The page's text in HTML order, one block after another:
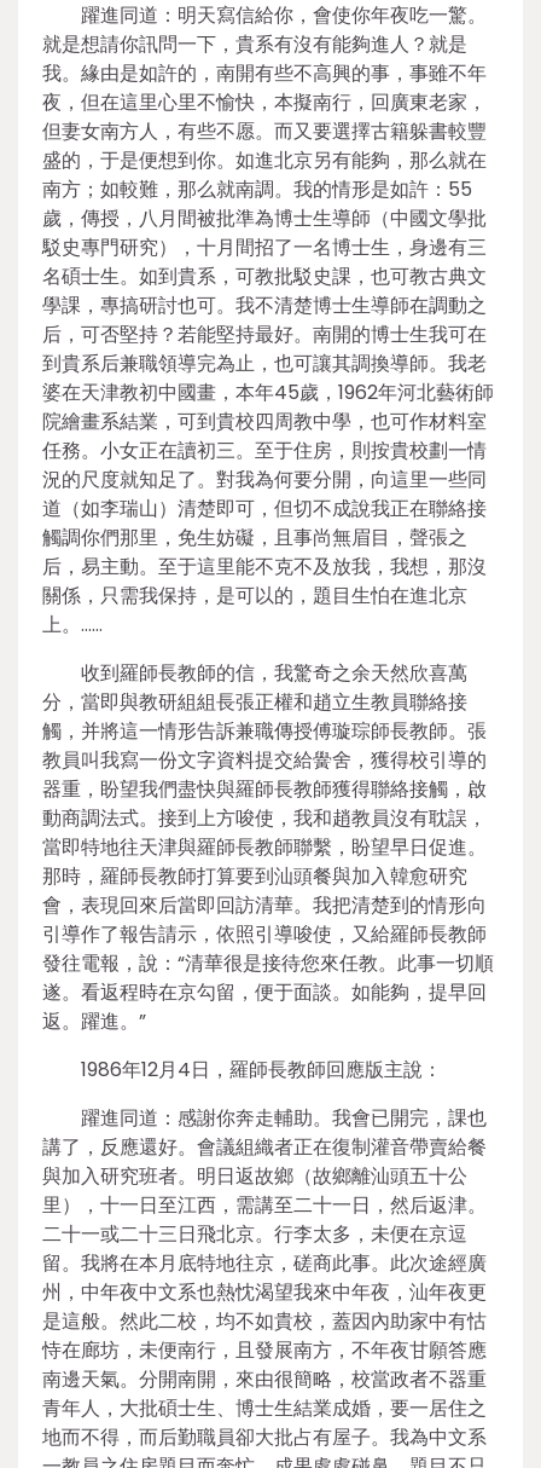
躍進同道：明天寫信給你，會使你年夜吃一驚。
就是想請你訊問一下，貴系有沒有能夠進人？就是
我。緣由是如許的，南開有些不高興的事，事雖不年
夜，但在這里心里不愉快，本擬南行，回廣東老家，
但妻女南方人，有些不愿。而又要選擇古籍躲書較豐
盛的，于是便想到你。如進北京另有能夠，那么就在
南方；如較難，那么就南調。我的情形是如許：55
歲，傳授，八月間被批準為博士生導師（中國文學批
駁史專門研究），十月間招了一名博士生，身邊有三
名碩士生。如到貴系，可教批駁史課，也可教古典文
學課，專搞研討也可。我不清楚博士生導師在調動之
后，可否堅持？若能堅持最好。南開的博士生我可在
到貴系后兼職領導完為止，也可讓其調換導師。我老
婆在天津教初中國畫，本年45歲，1962年河北藝術師
院繪畫系結業，可到貴校四周教中學，也可作材料室
任務。小女正在讀初三。至于住房，則按貴校劃一情
況的尺度就知足了。對我為何要分開，向這里一些同
道（如李瑞山）清楚即可，但切不成說我正在聯絡接
觸調你們那里，免生妨礙，且事尚無眉目，聲張之
后，易主動。至于這里能不克不及放我，我想，那沒
關係，只需我保持，是可以的，題目生怕在進北京
上。……
收到羅師長教師的信，我驚奇之余天然欣喜萬
分，當即與教研組組長張正權和趙立生教員聯絡接
觸，并將這一情形告訴兼職傳授傅璇琮師長教師。張
教員叫我寫一份文字資料提交給黌舍，獲得校引導的
器重，盼望我們盡快與羅師長教師獲得聯絡接觸，啟
動商調法式。接到上方唆使，我和趙教員沒有耽誤，
當即特地往天津與羅師長教師聯繫，盼望早日促進。
那時，羅師長教師打算要到汕頭餐與加入韓愈研究
會，表現回來后當即回訪清華。我把清楚到的情形向
引導作了報告請示，依照引導唆使，又給羅師長教師
發往電報，說：“清華很是接待您來任教。此事一切順
遂。看返程時在京勾留，便于面談。如能夠，提早回
返。躍進。”
1986年12月4日，羅師長教師回應版主說：
躍進同道：感謝你奔走輔助。我會已開完，課也
講了，反應還好。會議組織者正在復制灌音帶賣給餐
與加入研究班者。明日返故鄉（故鄉離汕頭五十公
里），十一日至江西，需講至二十一日，然后返津。
二十一或二十三日飛北京。行李太多，未便在京逗
留。我將在本月底特地往京，磋商此事。此次途經廣
州，中年夜中文系也熱忱渴望我來中年夜，汕年夜更
是這般。然此二校，均不如貴校，蓋因內助家中有怙
恃在廊坊，未便南行，且發展南方，不年夜甘願答應
南邊天氣。分開南開，來由很簡略，校當政者不器重
青年人，大批碩士生、博士生結業成婚，要一居住之
地而不得，而后勤職員卻大批占有屋子。我為中文系